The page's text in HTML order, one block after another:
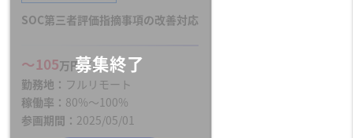
SOC第三者評価指摘事項の改善対応
〜105万円／月
勤務地
フルリモート
稼働率
80%〜100%
参画期間
2025/05/01